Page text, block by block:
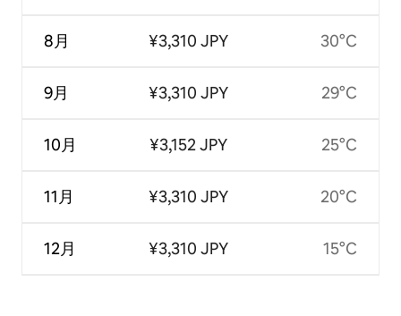
8月
9月
10月
11月
12月
¥3,310 JPY
¥3,310 JPY
¥3,152 JPY
¥3,310 JPY
¥3,310 JPY
30°C
29°C
25°C
20°C
15°C